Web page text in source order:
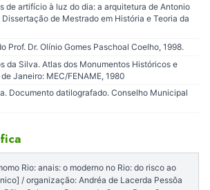
de artifício à luz do dia: a arquitetura de Antonio
de Mestrado em História e Teoria da
Prof. Dr. Olínio Gomes Paschoal Coelho, 1998.
da Silva. Atlas dos Monumentos Históricos e
Janeiro: MEC/FENAME, 1980
Documento datilografado. Conselho Municipal
Rio: anais: o moderno no Rio: do risco ao
/ organização: Andréa de Lacerda Pessôa